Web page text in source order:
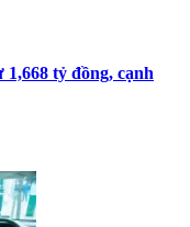
tỷ đồng, cạnh